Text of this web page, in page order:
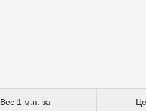
Вес 1 м.п. за